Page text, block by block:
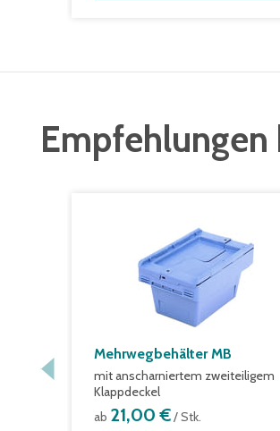
Empfehlungen
Mehrwegbehälter MB
mit anscharniertem zweiteiligem
Klappdeckel
ab 21,00 €/ Stk.